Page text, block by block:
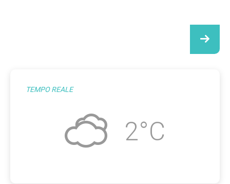
TEMPO REALE
2°C